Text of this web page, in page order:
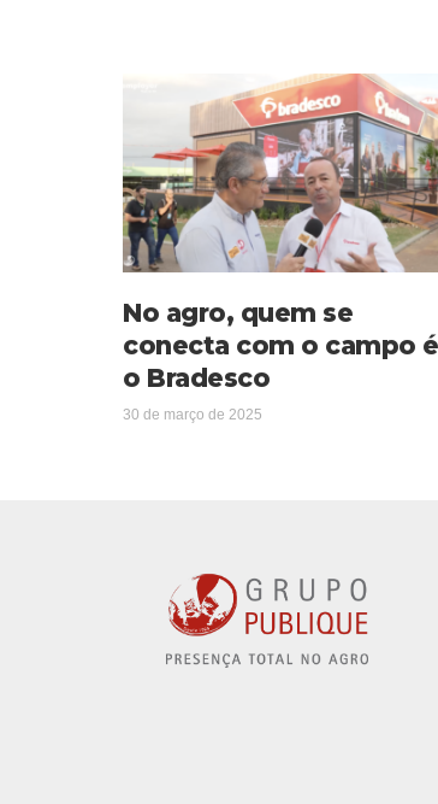
No agro, quem se
conecta com o campo é
o Bradesco
30 de março de 2025